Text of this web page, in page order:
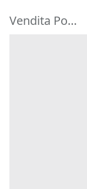
Vendita Pompe del vuoto in Sicilia